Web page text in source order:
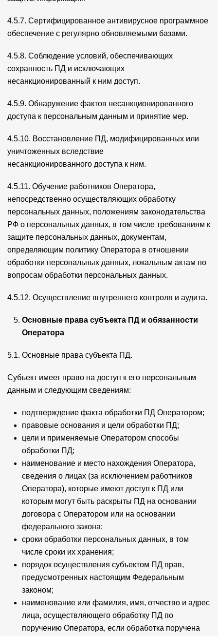
4.5.7. Сертифицированное антивирусное программное
обеспечение с регулярно обновляемыми базами.
4.5.8. Соблюдение условий, обеспечивающих
сохранность ПД и исключающих
несанкционированный к ним доступ.
4.5.9. Обнаружение фактов несанкционированного
доступа к персональным данным и принятие мер.
4.5.10. Восстановление ПД, модифицированных или
уничтоженных вследствие
несанкционированного доступа к ним.
4.5.11. Обучение работников Оператора,
непосредственно осуществляющих обработку
персональных данных, положениям законодательства
РФ о персональных данных, в том числе требованиям к
защите персональных данных, документам,
определяющим политику Оператора в отношении
обработки персональных данных, локальным актам по
вопросам обработки персональных данных.
4.5.12. Осуществление внутреннего контроля и аудита.
Основные права субъекта ПД и обязанности
Оператора
5.1. Основные права субъекта ПД.
Субъект имеет право на доступ к его персональным
данным и следующим сведениям:
подтверждение факта обработки ПД Оператором;
правовые основания и цели обработки ПД;
цели и применяемые Оператором способы
обработки ПД;
наименование и место нахождения Оператора,
сведения о лицах (за исключением работников
Оператора), которые имеют доступ к ПД или
которым могут быть раскрыты ПД на основании
договора с Оператором или на основании
федерального закона;
сроки обработки персональных данных, в том
числе сроки их хранения;
порядок осуществления субъектом ПД прав,
предусмотренных настоящим Федеральным
законом;
наименование или фамилия, имя, отчество и адрес
лица, осуществляющего обработку ПД по
поручению Оператора, если обработка поручена